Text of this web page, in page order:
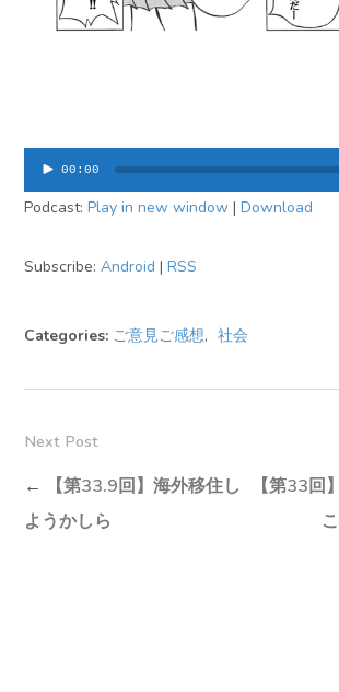
プ
ー
00:00
Podcast: Play in new window| Download
Subscribe: Android | RSS
Categories: ご意見ご感想, 社会
【第33回
Next Post
←
【第33.9回】海外移住し
ようかしら